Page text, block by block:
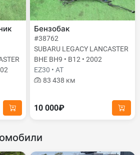
Бензобак
#38762
SUBARU LEGACY LANCASTER
BHE BH9 • B12 • 2002
EZ30 • AT
83 438 км
10 000₽